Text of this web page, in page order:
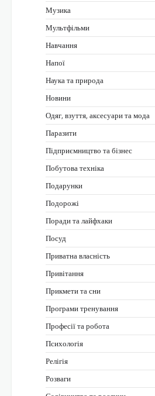
Музика
Мультфільми
Навчання
Напої
Наука та природа
Новини
Одяг, взуття, аксесуари та мода
Паразити
Підприємництво та бізнес
Побутова техніка
Подарунки
Подорожі
Поради та лайфхаки
Посуд
Приватна власність
Привітання
Прикмети та сни
Програми тренування
Професії та робота
Психологія
Релігія
Розваги